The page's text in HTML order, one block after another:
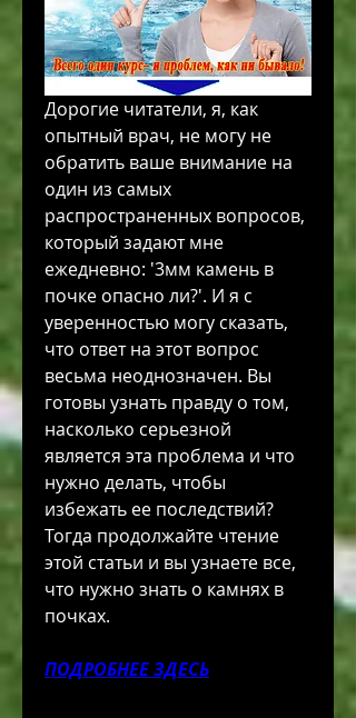
Дорогие читатели, я, как
опытный врач, не могу не
обратить ваше внимание на
один из самых
распространенных вопросов,
который задают мне
ежедневно: '3мм камень в
почке опасно ли?'. И я с
уверенностью могу сказать,
что ответ на этот вопрос
весьма неоднозначен. Вы
готовы узнать правду о том,
насколько серьезной
является эта проблема и что
нужно делать, чтобы
избежать ее последствий?
Тогда продолжайте чтение
этой статьи и вы узнаете все,
что нужно знать о камнях в
почках.
ПОДРОБНЕЕ ЗДЕСЬ